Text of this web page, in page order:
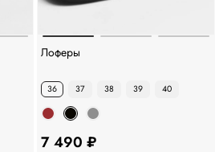
Лоферы
36 37 38 39 40
7 490 ₽